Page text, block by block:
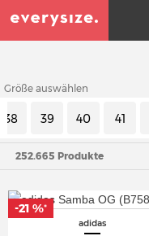
Größe auswählen
38 39 40 41
252.665 Produkte
adidas
-21 %*